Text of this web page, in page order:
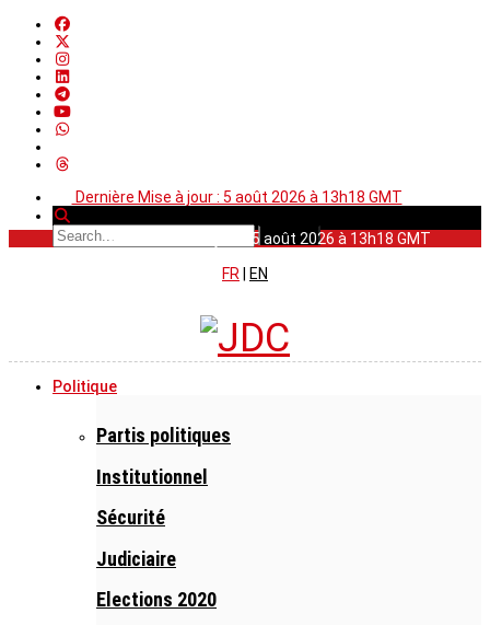
Dernière Mise à jour : 5 août 2026 à 13h18 GMT
Dernière Mise à jour : 5 août 2026 à 13h18 GMT
FR
EN
Politique
Partis politiques
Institutionnel
Sécurité
Judiciaire
Elections 2020